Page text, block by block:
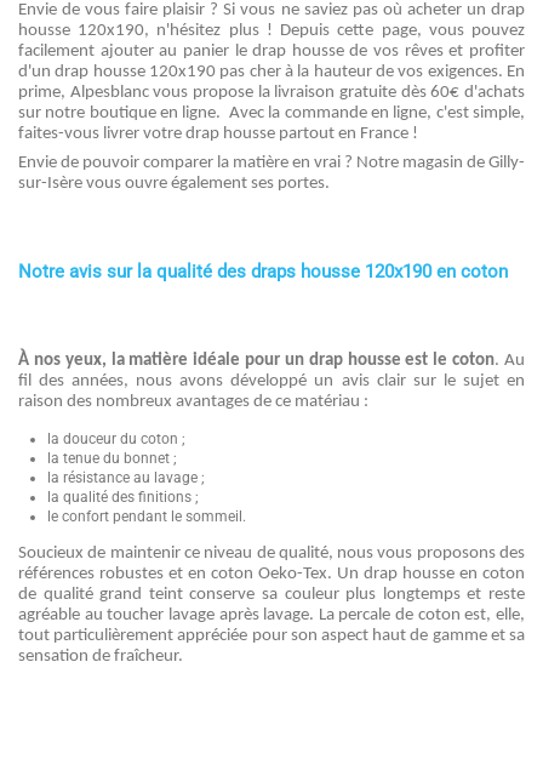
Envie de vous faire plaisir ? Si vous ne saviez pas où acheter un drap
housse 120x190, n'hésitez plus ! Depuis cette page, vous pouvez
facilement ajouter au panier le drap housse de vos rêves et profiter
d'un drap housse 120x190 pas cher à la hauteur de vos exigences. En
prime, Alpesblanc vous propose la livraison gratuite dès 60€ d'achats
sur notre boutique en ligne. Avec la commande en ligne, c'est simple,
faites-vous livrer votre drap housse partout en France !
Envie de pouvoir comparer la matière en vrai ? Notre magasin de Gilly-
sur-Isère vous ouvre également ses portes.
Notre avis sur la qualité des draps housse 120x190 en coton
À nos yeux, la matière idéale pour un drap housse est le coton. Au
fil des années, nous avons développé un avis clair sur le sujet en
raison des nombreux avantages de ce matériau :
la douceur du coton ;
la tenue du bonnet ;
la résistance au lavage ;
la qualité des finitions ;
le confort pendant le sommeil.
Soucieux de maintenir ce niveau de qualité, nous vous proposons des
références robustes et en coton Oeko-Tex. Un drap housse en coton
de qualité grand teint conserve sa couleur plus longtemps et reste
agréable au toucher lavage après lavage. La percale de coton est, elle,
tout particulièrement appréciée pour son aspect haut de gamme et sa
sensation de fraîcheur.